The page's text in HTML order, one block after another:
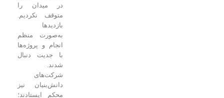
در میدان را
متوقف نکردیم.
به‌صورت منظم
انجام و پروژه‌ها
با جدیت دنبال
دانش‌بنیان نیز
محکم ایستادند؛